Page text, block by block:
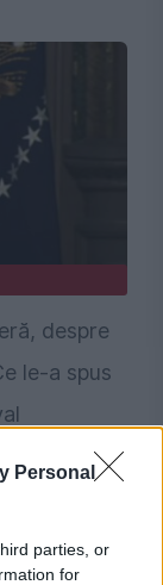
Personal
parties, or
for
despre
le-a spus